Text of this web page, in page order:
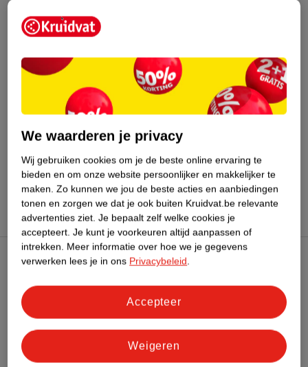
Bestel & Bezorginformatie
Bekijk ook
Alle Telefoonkabeltjes
Hoe controleren wij de reviews?
Kruidvat Club
Klantenservice
Over Kruidvat
We waarderen je privacy
Wij gebruiken cookies om je de beste online ervaring te
bieden en om onze website persoonlijker en makkelijker te
maken. Zo kunnen we jou de beste acties en aanbiedingen
tonen en zorgen we dat je ook buiten Kruidvat.be relevante
advertenties ziet. Je bepaalt zelf welke cookies je
accepteert. Je kunt je voorkeuren altijd aanpassen of
intrekken. Meer informatie over hoe we je gegevens
verwerken lees je in ons Privacybeleid.
Weigeren
Accepteer